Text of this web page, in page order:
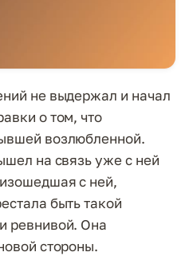
не выдержал и начал
о том, что
возлюбленной.
на связь уже с ней
с ней,
быть такой
ревнивой. Она
стороны.